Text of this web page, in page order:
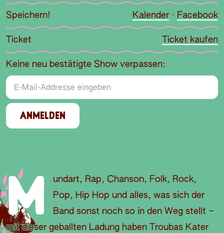
Speichern! Kalender · Facebook
Ticket Ticket kaufen
Keine neu bestätigte Show verpassen:
E-Mail-Addresse
ANMELDEN
M
undart, Rap, Chanson, Folk, Rock,
Pop, Hip Hop und alles, was sich der
Band sonst noch so in den Weg stellt –
mit dieser geballten Ladung haben Troubas Kater